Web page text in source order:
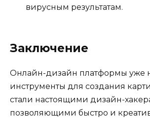
вирусным результатам.
Заключение
Онлайн-дизайн платформы уже
инструменты для создания
стали настоящими дизайн-
позволяющими быстро и